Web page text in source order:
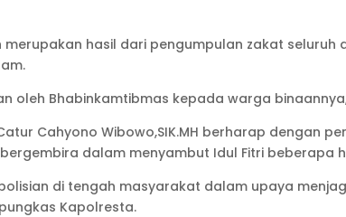
hasil dari pengumpulan zakat seluruh
oleh Bhabinkamtibmas kepada warga
Cahyono Wibowo,SIK.MH berharap dengan
dalam menyambut Idul Fitri beberapa
di tengah masyarakat dalam upaya
Kapolresta.